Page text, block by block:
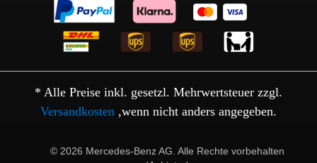
* Alle Preise inkl. gesetzl. Mehrwertsteuer zzgl.
Versandkosten ,wenn nicht anders angegeben.
© 2026 Mercedes-Benz AG. Alle Rechte vorbehalten